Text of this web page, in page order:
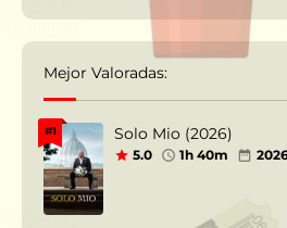
Mejor Valoradas:
#1 Solo Mio (2026)
5.0 1h 40m